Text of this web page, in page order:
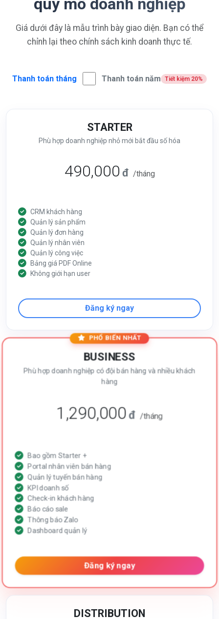
quy mô doanh nghiệp
Giá dưới đây là mẫu trình bày giao diện. Bạn có thể
chỉnh lại theo chính sách kinh doanh thực tế.
Thanh toán tháng Thanh toán năm Tiết kiệm 20%
STARTER
Phù hợp doanh nghiệp nhỏ mới bắt đầu số hóa
490,000 đ /tháng
CRM khách hàng
Quản lý sản phẩm
Quản lý đơn hàng
Quản lý nhân viên
Quản lý công việc
Bảng giá PDF Online
Không giới hạn user
Đăng ký ngay
PHỔ BIẾN NHẤT
BUSINESS
Phù hợp doanh nghiệp có đội bán hàng và nhiều khách
hàng
1,290,000đ /tháng
Bao gồm Starter +
Portal nhân viên bán hàng
Quản lý tuyến bán hàng
KPI doanh số
Check-in khách hàng
Báo cáo sale
Thông báo Zalo
Dashboard quản lý
Đăng ký ngay
DISTRIBUTION